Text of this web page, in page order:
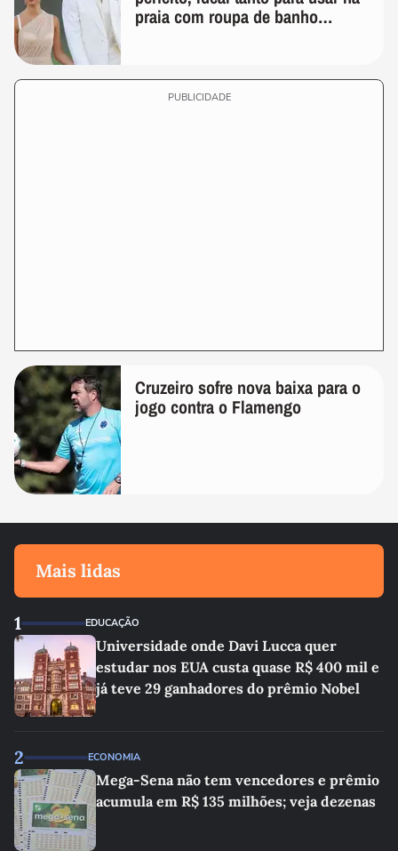
praia com roupa de banho
PUBLICIDADE
Cruzeiro sofre nova baixa para o
jogo contra o Flamengo
Mais lidas
1 EDUCAÇÃO
Universidade onde Davi Lucca quer
estudar nos EUA custa quase R$ 400 mil e
já teve 29 ganhadores do prêmio Nobel
2 ECONOMIA
Mega-Sena não tem vencedores e prêmio
acumula em R$ 135 milhões; veja dezenas